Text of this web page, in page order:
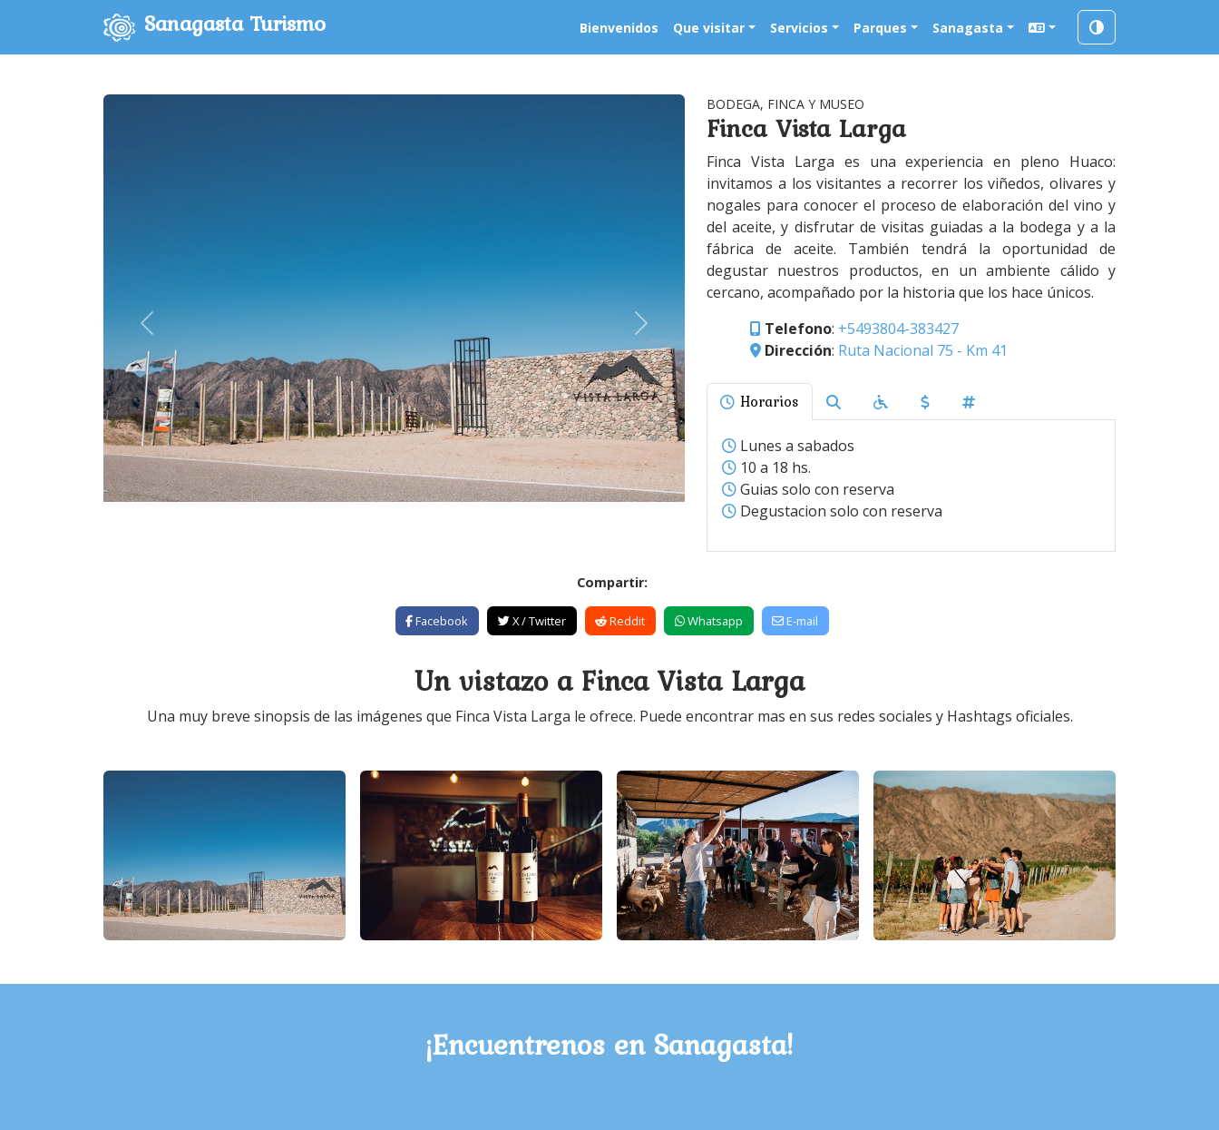
Sanagasta Turismo Bienvenidos Que visitar Servicios Parques Sanagasta
BODEGA, FINCA Y MUSEO
Finca Vista Larga
Finca Vista Larga es una experiencia en pleno Huaco:
invitamos a los visitantes a recorrer los viñedos, olivares y
nogales para conocer el proceso de elaboración del vino y
del aceite, y disfrutar de visitas guiadas a la bodega y a la
fábrica de aceite. También tendrá la oportunidad de
degustar nuestros productos, en un ambiente cálido y
cercano, acompañado por la historia que los hace únicos.
Telefono: +5493804-383427
Dirección: Ruta Nacional 75 - Km 41
Horarios
Lunes a sabados
10 a 18 hs.
Guias solo con reserva
Degustacion solo con reserva
Compartir:
Facebook X / Twitter Reddit Whatsapp E-mail
Un vistazo a Finca Vista Larga
Una muy breve sinopsis de las imágenes que Finca Vista Larga le ofrece. Puede encontrar mas en sus redes sociales y Hashtags oficiales.
¡Encuentrenos en Sanagasta!